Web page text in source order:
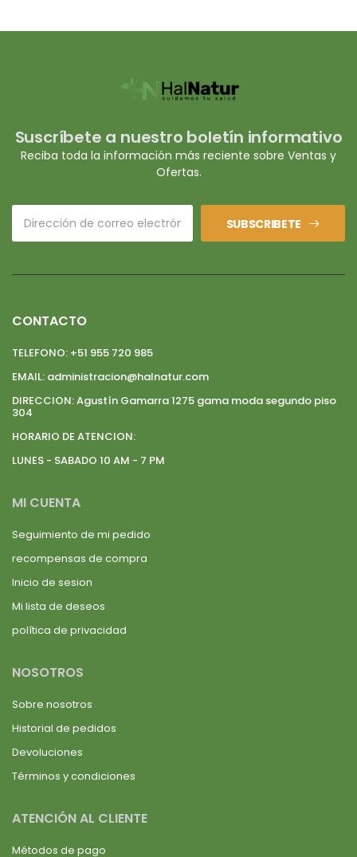
Suscríbete a nuestro boletín informativo
Reciba toda la información más reciente sobre Ventas y
Ofertas.
SUBSCRIBETE
CONTACTO
TELEFONO: +51 955 720 985
EMAIL: administracion@halnatur.com
DIRECCION:Agustín Gamarra 1275 gama moda segundo piso
304
HORARIO DE ATENCION:
LUNES - SABADO 10 AM - 7 PM
MI CUENTA
Seguimiento de mi pedido
recompensas de compra
Inicio de sesion
Mi lista de deseos
política de privacidad
NOSOTROS
Sobre nosotros
Historial de pedidos
Devoluciones
Términos y condiciones
ATENCIÓN AL CLIENTE
Métodos de pago